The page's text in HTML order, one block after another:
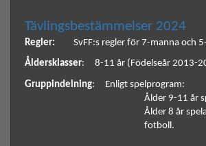
Tävlingsbestämmelser 2024
Regler: SvFF:s regler för 7-manna och
Åldersklasser: 8-11 år (Födelseår 2013-
Gruppindelning:
Enligt spelprogram:
Ålder 9-11 år
Ålder 8 år
fotboll.